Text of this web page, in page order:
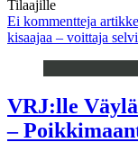
Tilaajille
Ei kommentteja
kisaajaa – voittaja
VRJ:lle
–